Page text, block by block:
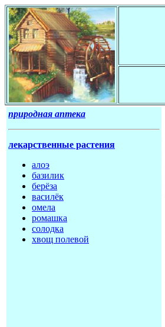
природная аптека
лекарственные растения
алоэ
базилик
берёза
василёк
омела
ромашка
солодка
хвощ полевой